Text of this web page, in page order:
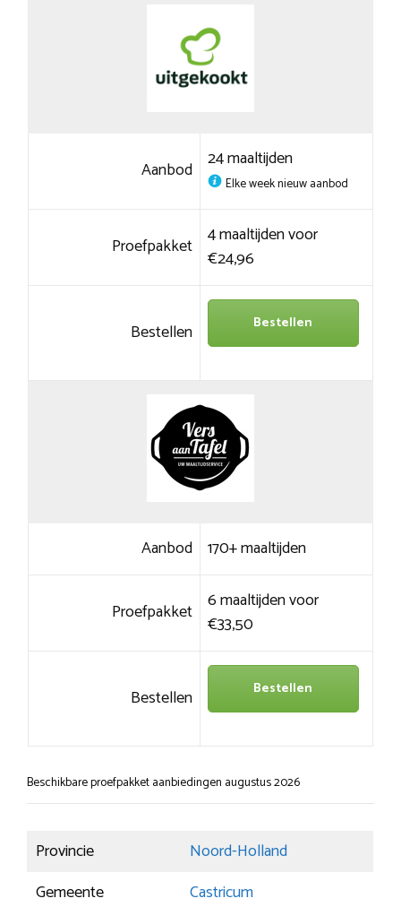
Aanbod 24 maaltijden
Elke week nieuw aanbod
Proefpakket 4 maaltijden voor
€24,96
Bestellen Bestellen
Aanbod 170+ maaltijden
Proefpakket 6 maaltijden voor
€33,50
Bestellen Bestellen
Beschikbare proefpakket aanbiedingen augustus 2026
Provincie
Noord-Holland
Gemeente
Castricum